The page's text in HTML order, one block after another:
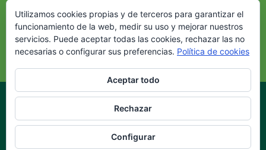
Ver en google maps
© 2016 Flor Natural. Todos los derechos reservados. |
cookies|Condiciones de uso|Envíos y devoluciones|Diseño
webVirtualDomus
Utilizamos cookies propias y de terceros para garantizar el
funcionamiento de la web, medir su uso y mejorar nuestros
servicios. Puede aceptar todas las cookies, rechazar las no
necesarias o configurar sus preferencias. Política de cookies
Aceptar todo
Rechazar
Configurar